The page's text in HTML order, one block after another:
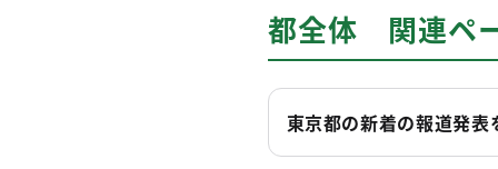
都全体 関連ペ
東京都の新着の報道発表